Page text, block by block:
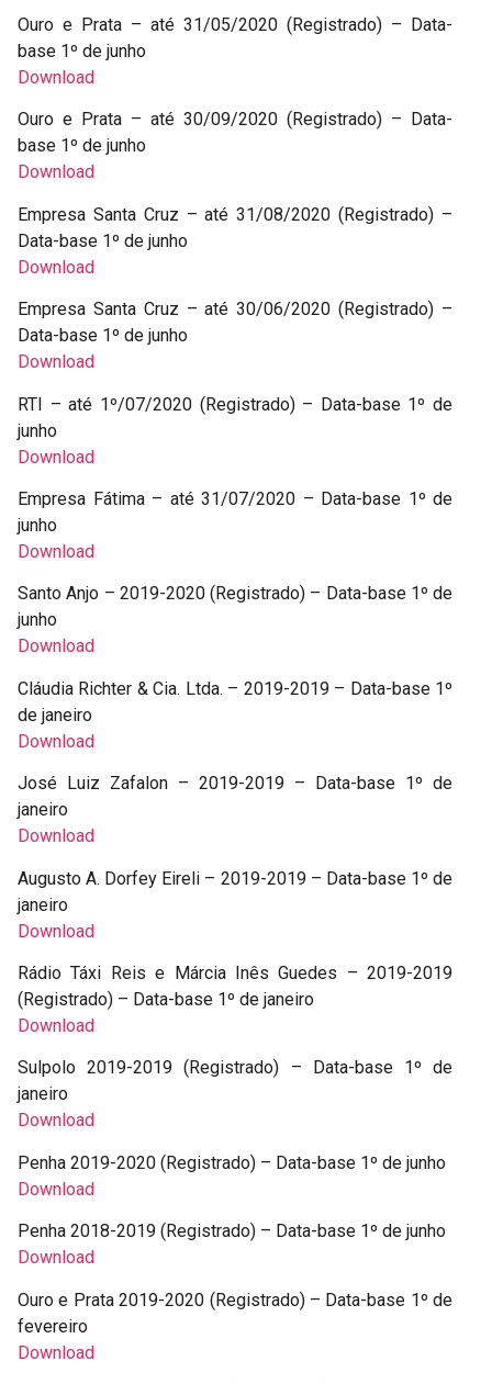
Ouro e Prata – até 31/05/2020 (Registrado) – Data-
base 1º de junho
Download
Ouro e Prata – até 30/09/2020 (Registrado) – Data-
base 1º de junho
Download
Empresa Santa Cruz – até 31/08/2020 (Registrado) –
Data-base 1º de junho
Download
Empresa Santa Cruz – até 30/06/2020 (Registrado) –
Data-base 1º de junho
Download
RTI – até 1º/07/2020 (Registrado) – Data-base 1º de
junho
Download
Empresa Fátima – até 31/07/2020 – Data-base 1º de
junho
Download
Santo Anjo – 2019-2020 (Registrado) – Data-base 1º de
junho
Download
Cláudia Richter & Cia. Ltda. – 2019-2019 – Data-base 1º
de janeiro
Download
José Luiz Zafalon – 2019-2019 – Data-base 1º de
janeiro
Download
Augusto A. Dorfey Eireli – 2019-2019 – Data-base 1º de
janeiro
Download
Rádio Táxi Reis e Márcia Inês Guedes – 2019-2019
(Registrado) – Data-base 1º de janeiro
Download
Sulpolo 2019-2019 (Registrado) – Data-base 1º de
janeiro
Download
Penha 2019-2020 (Registrado) – Data-base 1º de junho
Download
Penha 2018-2019 (Registrado) – Data-base 1º de junho
Download
Ouro e Prata 2019-2020 (Registrado) – Data-base 1º de
fevereiro
Download